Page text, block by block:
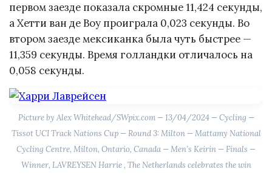
первом заезде показала скромные 11,424 секунды,
а Хетти ван де Воу проиграла 0,023 секунды. Во
втором заезде мексиканка была чуть быстрее —
11,359 секунды. Время голландки отличалось на
0,058 секунды.
Picture by Alex Whitehead/SWpix.com — 13/04/2024 — Cycling —
Tissot UCI Track Nations Cup — Round 3: Milton — Mattamy National
Cycling Centre, Milton, Ontario, Canada — Men’s Keirin — Finals —
Winner, LAVREYSEN Harrie , The Netherlands celebrates the win